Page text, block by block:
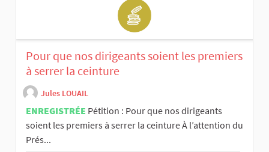
Pour que nos dirigeants soient les premiers
à serrer la ceinture
Jules LOUAIL
ENREGISTRÉE Pétition : Pour que nos dirigeants
soient les premiers à serrer la ceinture À l’attention du
Prés...